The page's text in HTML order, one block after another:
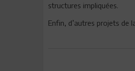
structures impliquées.
Enfin, d’autres projets de